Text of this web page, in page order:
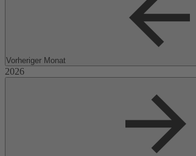
Vorheriger Monat